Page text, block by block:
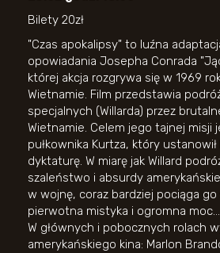
Bilety 20zł
"Czas apokalipsy" to luźna
opowiadania Josepha Conrada
której akcja rozgrywa się w 1969
Wietnamie. Film przedstawia
specjalnych (Willarda) przez
Wietnamie. Celem jego tajnej misji
pułkownika Kurtza, który
dyktaturę. W miarę jak Willard
szaleństwo i absurdy
w wojnę, coraz bardziej pociąga go
pierwotna mistyka i ogromna moc…
W głównych i pobocznych rolach
amerykańskiego kina: Marlon